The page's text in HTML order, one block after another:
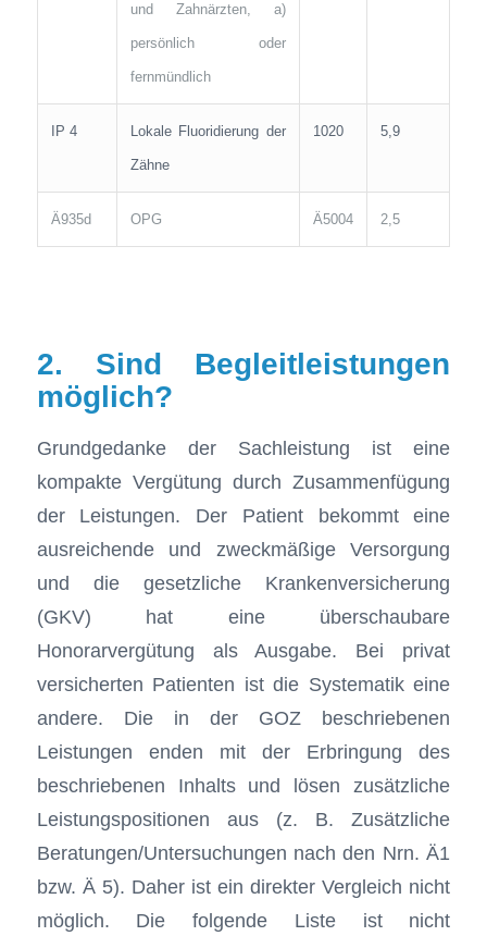
und Zahnärzten, a)
persönlich oder
fernmündlich
IP 4 Lokale Fluoridierung der
Zähne
1020 5,9
Ä935d OPG Ä5004 2,5
2. Sind Begleitleistungen
möglich?
Grundgedanke der Sachleistung ist eine
kompakte Vergütung durch Zusammenfügung
der Leistungen. Der Patient bekommt eine
ausreichende und zweckmäßige Versorgung
und die gesetzliche Krankenversicherung
(GKV) hat eine überschaubare
Honorarvergütung als Ausgabe. Bei privat
versicherten Patienten ist die Systematik eine
andere. Die in der GOZ beschriebenen
Leistungen enden mit der Erbringung des
beschriebenen Inhalts und lösen zusätzliche
Leistungspositionen aus (z. B. Zusätzliche
Beratungen/Untersuchungen nach den Nrn. Ä1
bzw. Ä 5). Daher ist ein direkter Vergleich nicht
möglich. Die folgende Liste ist nicht